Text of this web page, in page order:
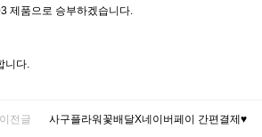
제품으로 승부하겠습니다.
니다.
이전글 사구플라워꽃배달X네이버페이 간편결제♥